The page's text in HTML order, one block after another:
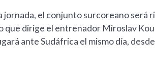
jornada, el conjunto surcoreano será
que dirige el entrenador Miroslav
ante Sudáfrica el mismo día,